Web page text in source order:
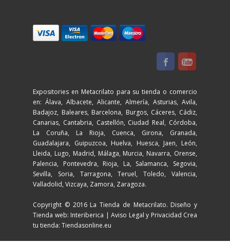
Expositories en Metacrilato para su tienda o comercio
en: Álava, Albacete, Alicante, Almería, Asturias, Avila,
Badajoz, Baleares, Barcelona, Burgos, Cáceres, Cádiz,
Canarias, Cantabria, Castellón, Ciudad Real, Córdoba,
La Coruña, La Rioja, Cuenca, Girona, Granada,
Guadalajara, Guipuzcoa, Huelva, Huesca, Jaen, León,
Lleida, Lugo, Madrid, Málaga, Murcia, Navarra, Orense,
Palencia, Pontevedra, Rioja, La, Salamanca, Segovia,
Sevilla, Soria, Tarragona, Teruel, Toledo, Valencia,
Valladolid, Vizcaya, Zamora, Zaragoza.
Copyright © 2016 La Tienda de Metacrilato. Diseño y
Tienda web: Interiberica | Aviso Legal y Privacidad Crea
tu tienda: Tiendasonline.eu